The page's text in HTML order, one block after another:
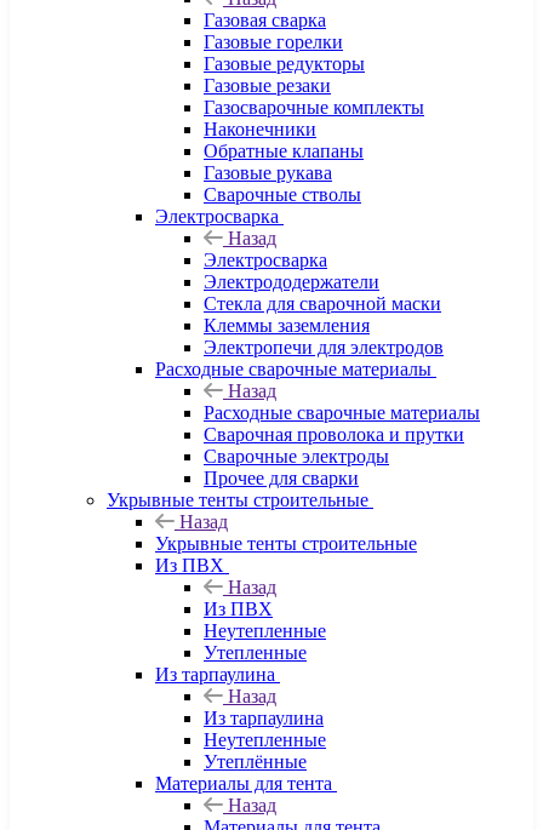
Газовая сварка
Газовые горелки
Газовые редукторы
Газовые резаки
Газосварочные комплекты
Наконечники
Обратные клапаны
Газовые рукава
Сварочные стволы
Электросварка
Назад
Электросварка
Электрододержатели
Стекла для сварочной маски
Клеммы заземления
Электропечи для электродов
Расходные сварочные материалы
Назад
Расходные сварочные материалы
Сварочная проволока и прутки
Сварочные электроды
Прочее для сварки
Укрывные тенты строительные
Назад
Укрывные тенты строительные
Из ПВХ
Назад
Из ПВХ
Неутепленные
Утепленные
Из тарпаулина
Назад
Из тарпаулина
Неутепленные
Утеплённые
Материалы для тента
Назад